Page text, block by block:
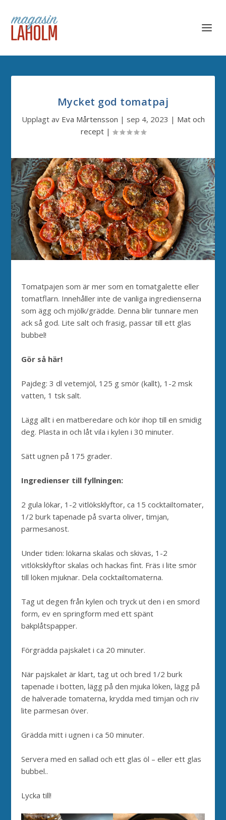
Mycket god tomatpaj
Upplagt av Eva Mårtensson | sep 4, 2023 | Mat och
recept|
Tomatpajen som är mer som en tomatgalette eller
tomatflarn. Innehåller inte de vanliga ingredienserna
som ägg och mjölk/grädde. Denna blir tunnare men
ack så god. Lite salt och frasig, passar till ett glas
bubbel!
Gör så här!
Pajdeg: 3 dl vetemjöl, 125 g smör (kallt), 1-2 msk
vatten, 1 tsk salt.
Lägg allt i en matberedare och kör ihop till en smidig
deg. Plasta in och låt vila i kylen i 30 minuter.
Sätt ugnen på 175 grader.
Ingredienser till fyllningen:
2 gula lökar, 1-2 vitlöksklyftor, ca 15 cocktailtomater,
1/2 burk tapenade på svarta oliver, timjan,
parmesanost.
Under tiden: lökarna skalas och skivas, 1-2
vitlöksklyftor skalas och hackas fint. Fräs i lite smör
till löken mjuknar. Dela cocktailtomaterna.
Tag ut degen från kylen och tryck ut den i en smord
form, ev en springform med ett spänt
bakplåtspapper.
Förgrädda pajskalet i ca 20 minuter.
När pajskalet är klart, tag ut och bred 1/2 burk
tapenade i botten, lägg på den mjuka löken, lägg på
de halverade tomaterna, krydda med timjan och riv
lite parmesan över.
Grädda mitt i ugnen i ca 50 minuter.
Servera med en sallad och ett glas öl – eller ett glas
bubbel..
Lycka till!